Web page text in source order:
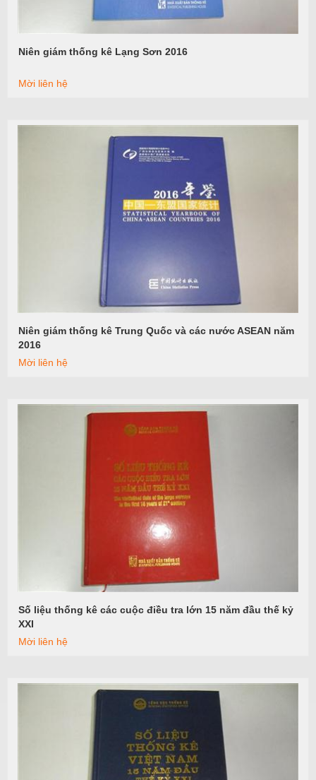
Xem tiếp
Niên giám thống kê Lạng Sơn 2016
Mời liên hệ
Xem tiếp
Niên giám thống kê Trung Quốc và các nước ASEAN năm
2016
Mời liên hệ
Xem tiếp
Số liệu thống kê các cuộc điều tra lớn 15 năm đầu thế kỷ
XXI
Mời liên hệ